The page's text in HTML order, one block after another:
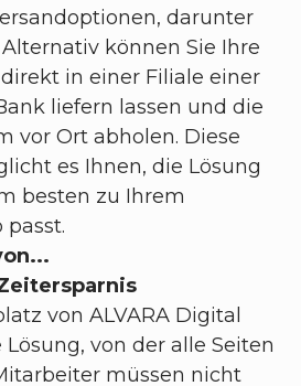
darunter
können Sie Ihre
in einer Filiale einer
liefern lassen und die
vor Ort abholen. Diese
es Ihnen, die Lösung
besten zu Ihrem
passt.
von ALVARA Digital
von der alle Seiten
müssen nicht